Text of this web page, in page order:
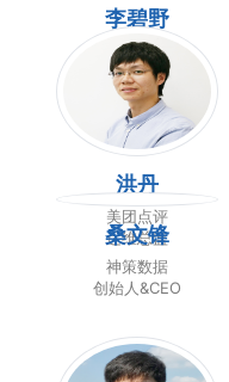
李碧野
彭博
数据自动化团队经理
洪丹
美团点评
运维总监
桑文锋
神策数据
创始人&CEO